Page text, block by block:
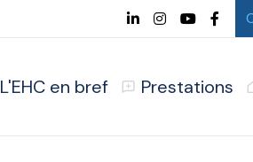
L'EHC en bref Prestations